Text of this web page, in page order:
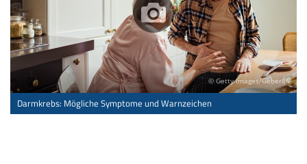
© Getty Images/Geber86
Darmkrebs: Mögliche Symptome und Warnzeichen